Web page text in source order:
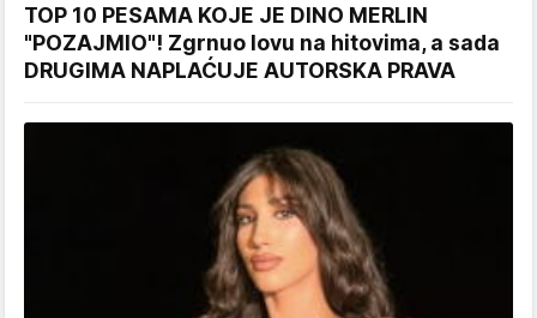
TOP 10 PESAMA KOJE JE DINO MERLIN
"POZAJMIO"! Zgrnuo lovu na hitovima, a sada
DRUGIMA NAPLAĆUJE AUTORSKA PRAVA